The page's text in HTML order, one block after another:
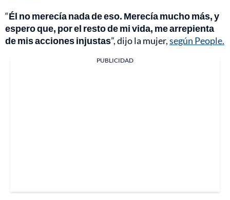
“Él no merecía nada de eso. Merecía mucho más, y
espero que, por el resto de mi vida, me arrepienta
de mis acciones injustas”, dijo la mujer,según People.
PUBLICIDAD